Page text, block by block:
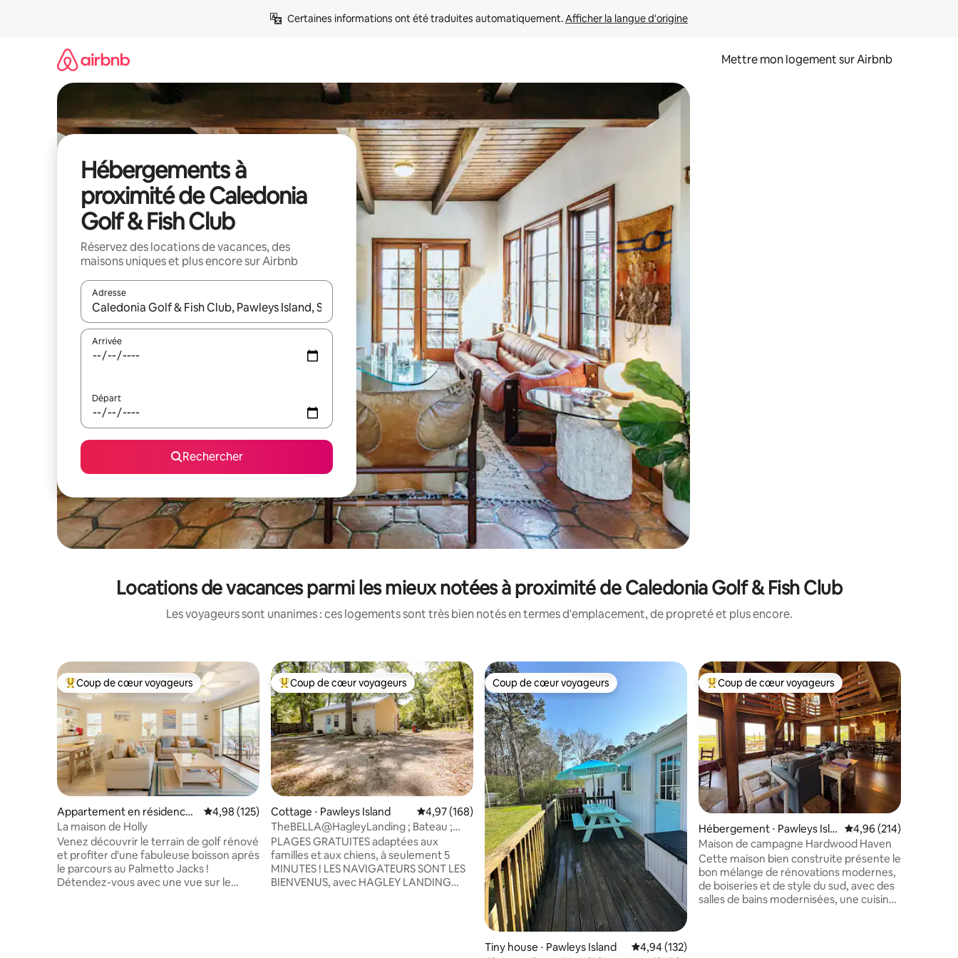
Certaines informations ont été traduites automatiquement. Afficher la langue d'origine
Mettre mon logement sur Airbnb
Hébergements à
proximité de Caledonia
Golf & Fish Club
Réservez des locations de vacances, des
maisons uniques et plus encore sur Airbnb
Adresse
Lorsque les résultats s'affichent, utilisez les flèches vers le haut et vers le bas pour les parcourir ou en appuyant et en faisant glisser.
Arrivée
Départ
Rechercher
Locations de vacances parmi les mieux notées à proximité de Caledonia Golf & Fish Club
Les voyageurs sont unanimes : ces logements sont très bien notés en termes d'emplacement, de propreté et plus encore.
Coups de cœur voyageurs les plus appréciés
Coup de cœur voyageurs
Appartement en résidence ⋅
Pawleys Island
Évaluation moyenne sur la base de 125 commentaires : 4,98 sur 5
4,98 (125)
La maison de Holly
Venez découvrir le terrain de golf rénové
et profiter d'une fabuleuse boisson après
le parcours au Palmetto Jacks !
Détendez-vous avec une vue sur le
Coups de cœur voyageurs les plus appréciés
Coup de cœur voyageurs
Cottage ⋅ Pawleys Island Évaluation moyenne sur la base de 168 commentaires : 4,97 sur 5
4,97 (168)
TheBELLA@HagleyLanding ; Bateau ;
Plage ; PawleysIsland
PLAGES GRATUITES adaptées aux
familles et aux chiens, à seulement 5
MINUTES ! LES NAVIGATEURS SONT LES
BIENVENUS, avec HAGLEY LANDING
Coup de cœur voyageurs
Coup de cœur voyageurs
Tiny house ⋅ Pawleys Island Évaluation moyenne sur la base de 132 commentaires : 4,94 sur 5
4,94 (132)
Coups de cœur voyageurs les plus appréciés
Coup de cœur voyageurs
Hébergement ⋅ Pawleys Isla
nd
Évaluation moyenne
4,96 (214)
Maison de campagne Hardwood Haven
Cette maison bien construite présente le
bon mélange de rénovations modernes,
de boiseries et de style du sud, avec des
salles de bains modernisées, une cuisine